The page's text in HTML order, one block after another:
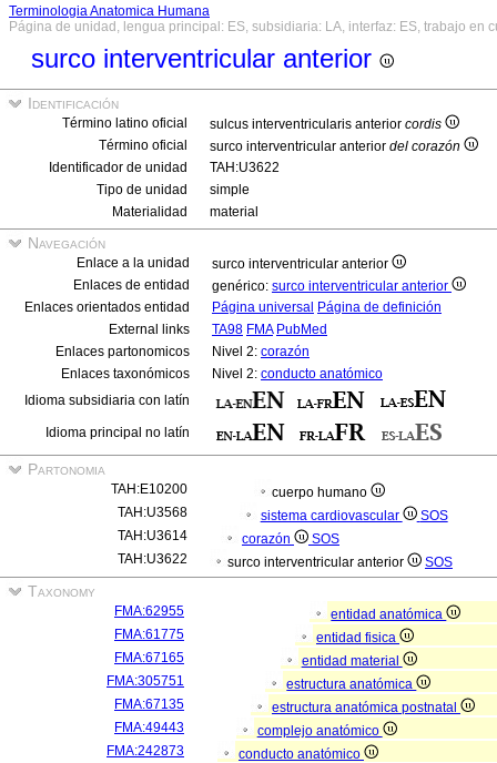
Terminologia Anatomica Humana
Página de unidad, lengua principal: ES, subsidiaria: LA, interfaz: ES, trabajo en
surco interventricular anterior
Identificación
Término latino oficial sulcus interventricularis anterior cordis
Término oficial
surco interventricular anterior del corazón
Identificador de unidad
TAH:U3622
Tipo de unidad
simple
Materialidad
material
Navegación
Enlace a la unidad
surco interventricular anterior
Enlaces de entidad
genérico: surco interventricular anterior
Enlaces orientados entidad
Página universal Página de definición
External links
TA98 FMA PubMed
Enlaces partonomicos
Nivel 2: corazón
Enlaces taxonómicos
Nivel 2: conducto anatómico
Idioma subsidiaria con latín
Idioma principal no latín
Partonomia
TAH:E10200
cuerpo humano
TAH:U3568
sistema cardiovascular
SOS
TAH:U3614
corazón
SOS
TAH:U3622
surco interventricular anterior SOS
Taxonomy
FMA:62955
entidad anatómica
FMA:61775
entidad fisica
FMA:67165
entidad material
FMA:305751
estructura anatómica
FMA:67135
estructura anatómica postnatal
FMA:49443
complejo anatómico
FMA:242873
conducto anatómico